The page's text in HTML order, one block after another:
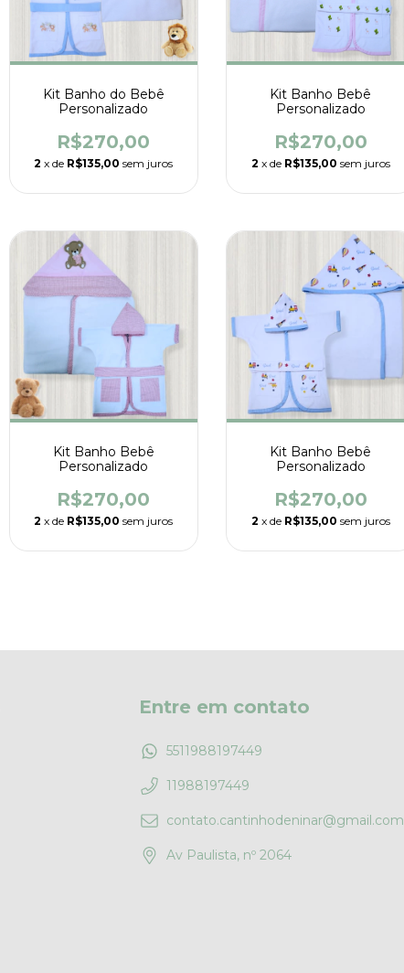
Kit Banho do Bebê
Personalizado
R$270,00
2 x de R$135,00 sem juros
Kit Banho Bebê
Personalizado
R$270,00
2 x de R$135,00 sem juros
Kit Banho Bebê
Personalizado
R$270,00
2 x de R$135,00 sem juros
Kit Banho Bebê
Personalizado
R$270,00
2 x de R$135,00 sem juros
Entre em contato
5511988197449
11988197449
contato.cantinhodeninar@gmail.com
Av Paulista, nº 2064